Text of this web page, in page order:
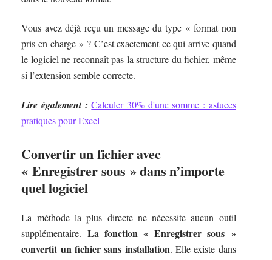
Vous avez déjà reçu un message du type « format non
pris en charge » ? C’est exactement ce qui arrive quand
le logiciel ne reconnaît pas la structure du fichier, même
si l’extension semble correcte.
Lire également : Calculer 30% d'une somme : astuces
pratiques pour Excel
Convertir un fichier avec
« Enregistrer sous » dans n’importe
quel logiciel
La méthode la plus directe ne nécessite aucun outil
supplémentaire. La fonction « Enregistrer sous »
convertit un fichier sans installation. Elle existe dans